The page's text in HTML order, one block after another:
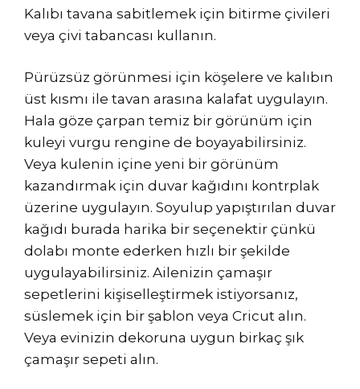
Kalıbı tavana sabitlemek için bitirme çivileri
veya çivi tabancası kullanın.
Pürüzsüz görünmesi için köşelere ve kalıbın
üst kısmı ile tavan arasına kalafat uygulayın.
Hala göze çarpan temiz bir görünüm için
kuleyi vurgu rengine de boyayabilirsiniz.
Veya kulenin içine yeni bir görünüm
kazandırmak için duvar kağıdını kontrplak
üzerine uygulayın. Soyulup yapıştırılan duvar
kağıdı burada harika bir seçenektir çünkü
dolabı monte ederken hızlı bir şekilde
uygulayabilirsiniz. Ailenizin çamaşır
sepetlerini kişiselleştirmek istiyorsanız,
süslemek için bir şablon veya Cricut alın.
Veya evinizin dekoruna uygun birkaç şık
çamaşır sepeti alın.